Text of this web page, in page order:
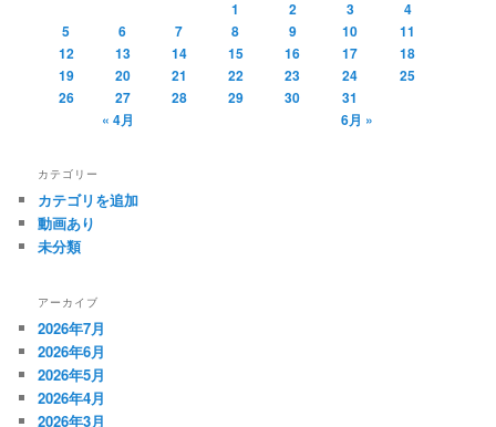
1
2 3
4
5
6 7 8 9 10
11
12
13 14 15 16 17
18
19
20 21 22 23 24
25
26
27 28 29 30
31
« 4月
6月 »
カテゴリー
カテゴリを追加
動画あり
未分類
アーカイブ
2026年7月
2026年6月
2026年5月
2026年4月
2026年3月